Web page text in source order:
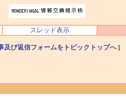
スレッド表示
及び返信フォームをトピックトップへ]